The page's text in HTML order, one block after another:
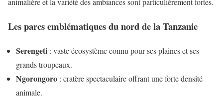
Les parcs emblématiques du nord de la Tanzanie
Serengeti : vaste écosystème connu pour ses plaines et ses
grands troupeaux.
Ngorongoro : cratère spectaculaire offrant une forte densité
animale.